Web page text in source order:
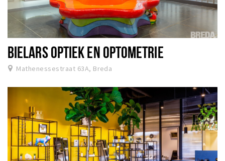
BIELARS OPTIEK EN OPTOMETRIE
Mathenessestraat 63A, Breda